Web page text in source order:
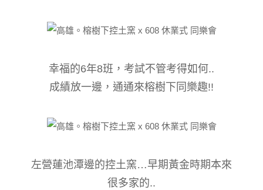
幸福的6年8班，考試不管考得如何..
成績放一邊，通通來榕樹下同樂趣!!
左營蓮池潭邊的控土窯…早期黃金時期本來
很多家的..